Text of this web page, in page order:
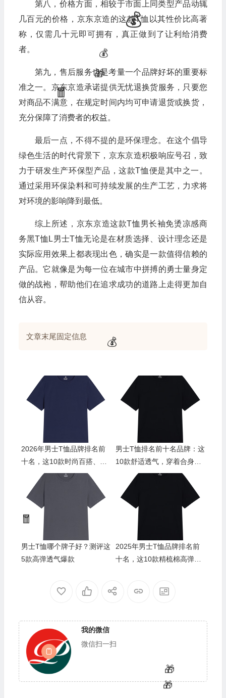
第八，价格方面，相较于市面上同类型产品动辄
几百元的价格，京东京造的这款T恤以其性价比高著
称，仅需几十元即可拥有，真正做到了让利给消费
者。
第九，售后服务也是考量一个品牌好坏的重要标
准之一。京东京造承诺提供无忧退换货服务，只要您
对商品不满意，在规定时间内均可申请退货或换货，
充分保障了消费者的权益。
最后一点，不得不提的是环保理念。在这个倡导
绿色生活的时代背景下，京东京造积极响应号召，致
力于研发生产环保型产品，这款T恤便是其中之一。
通过采用环保染料和可持续发展的生产工艺，力求将
对环境的影响降到最低。
综上所述，京东京造这款T恤男长袖免烫凉感商
务黑T恤L男士T恤无论是在材质选择、设计理念还是
实际应用效果上都表现出色，确实是一款值得信赖的
产品。它就像是为每一位在城市中拼搏的勇士量身定
做的战袍，帮助他们在追求成功的道路上走得更加自
信从容。
文章末尾固定信息
2026年男士T恤品牌排名前
十名，这10款时尚百搭、舒
适透气，绝对值得入手
男士T恤排名前十名品牌：这
10款舒适透气，穿着合身，
时尚百搭
男士T恤哪个牌子好？测评这
5款高弹透气爆款
2025年男士T恤品牌排名前
十名，这10款精梳棉高弹面
我的微信
微信扫一扫
💰
🎁
🎁
🧧
💰